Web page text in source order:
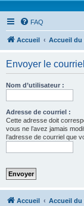
FAQ
Accueil Accueil du
Envoyer le
Nom d’utilisateur :
Adresse de courriel :
Cette adresse doit
vous ne l’avez jamais
l’adresse de courriel que
Accueil Accueil du